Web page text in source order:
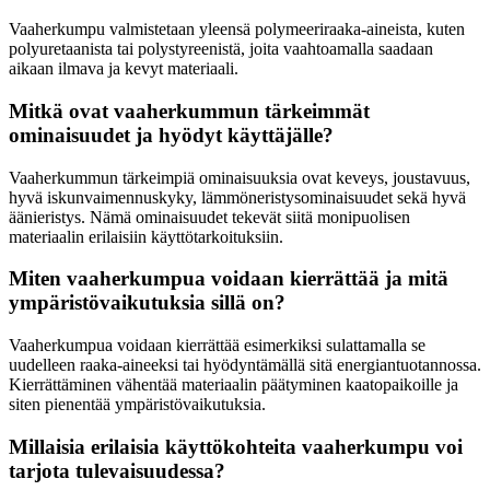
Vaaherkumpu valmistetaan yleensä polymeeriraaka-aineista, kuten
polyuretaanista tai polystyreenistä, joita vaahtoamalla saadaan
aikaan ilmava ja kevyt materiaali.
Mitkä ovat vaaherkummun tärkeimmät
ominaisuudet ja hyödyt käyttäjälle?
Vaaherkummun tärkeimpiä ominaisuuksia ovat keveys, joustavuus,
hyvä iskunvaimennuskyky, lämmöneristysominaisuudet sekä hyvä
äänieristys. Nämä ominaisuudet tekevät siitä monipuolisen
materiaalin erilaisiin käyttötarkoituksiin.
Miten vaaherkumpua voidaan kierrättää ja mitä
ympäristövaikutuksia sillä on?
Vaaherkumpua voidaan kierrättää esimerkiksi sulattamalla se
uudelleen raaka-aineeksi tai hyödyntämällä sitä energiantuotannossa.
Kierrättäminen vähentää materiaalin päätyminen kaatopaikoille ja
siten pienentää ympäristövaikutuksia.
Millaisia erilaisia käyttökohteita vaaherkumpu voi
tarjota tulevaisuudessa?